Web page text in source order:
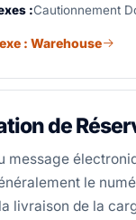
:Cautionnement
: Warehouse
de
message
le
livraison de la